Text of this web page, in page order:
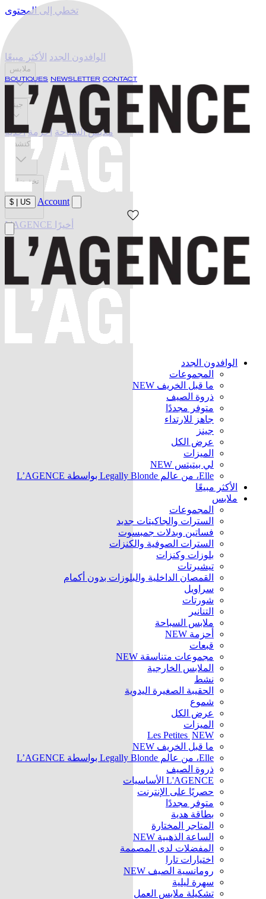
تخطي إلى المحتوى
BOUTIQUES NEWSLETTER CONTACT
US
$ Account
الوافدون الجدد
المجموعات
ما قبل الخريف NEW
ذروة الصيف
متوفر مجددًا
جاهز للارتداء
جينز
عرض الكل
الميزات
لي بيتيتس NEW
Elle، من عالم Legally Blonde بواسطة L’AGENCE
الأكثر مبيعًا
ملابس
المجموعات
السترات والجاكيتات جديد
فساتين وبدلات جمبسوت
السترات الصوفية والكنزات
بلوزات وكنزات
تيشيرتات
القمصان الداخلية والبلوزات بدون أكمام
سراويل
شورتات
التنانير
ملابس السباحة
أحزمة NEW
قبعات
مجموعات متناسقة NEW
الملابس الخارجية
نشط
الحقيبة الصغيرة اليدوية
شموع
عرض الكل
الميزات
Les Petites NEW
ما قبل الخريف NEW
Elle، من عالم Legally Blonde بواسطة L’AGENCE
ذروة الصيف
L'AGENCE الأساسيات
حصريًا على الإنترنت
متوفر مجددًا
بطاقة هدية
المتاجر المختارة
الساعة الذهبية NEW
المفضلات لدى المصممة
اختيارات تارا
رومانسية الصيف NEW
سهرة ليلية
تشكيلة ملابس العمل
الوافدون الجدد الأكثر مبيعًا
ملابس
جينز
ملابس السباحة أحزمة أحذية
اكتشف
تخفيضات
L'AGENCE أخيرًا